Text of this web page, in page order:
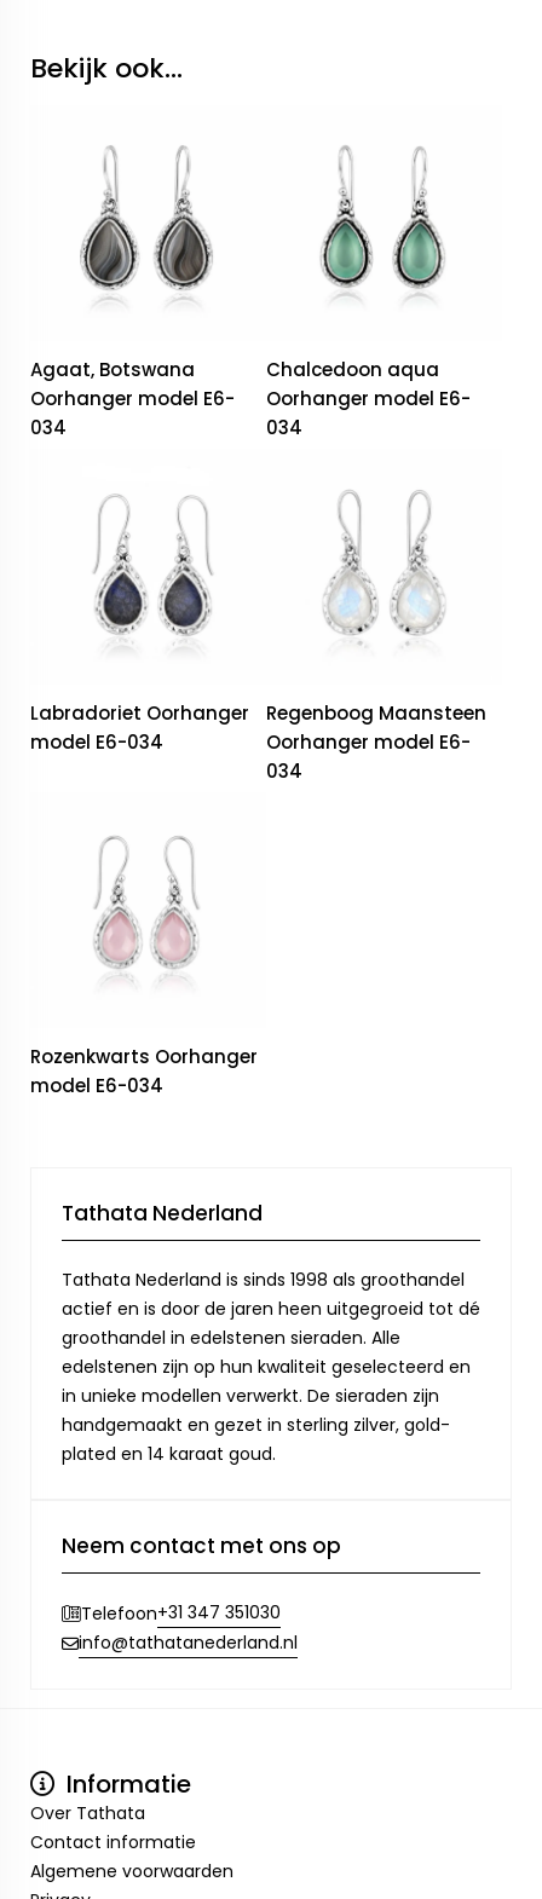
Bekijk ook...
Agaat, Botswana
Oorhanger model E6-
034
Chalcedoon aqua
Oorhanger model E6-
034
Labradoriet Oorhanger
model E6-034
Regenboog Maansteen
Oorhanger model E6-
034
Rozenkwarts Oorhanger
model E6-034
Tathata Nederland
Tathata Nederland is sinds 1998 als groothandel
actief en is door de jaren heen uitgegroeid tot dé
groothandel in edelstenen sieraden. Alle
edelstenen zijn op hun kwaliteit geselecteerd en
in unieke modellen verwerkt. De sieraden zijn
handgemaakt en gezet in sterling zilver, gold-
plated en 14 karaat goud.
Neem contact met ons op
Telefoon+31 347 351030
info@tathatanederland.nl
Informatie
Over Tathata
Contact informatie
Algemene voorwaarden